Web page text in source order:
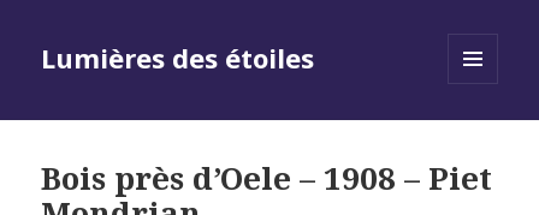
Lumières des étoiles
Bois près d’Oele – 1908 – Piet